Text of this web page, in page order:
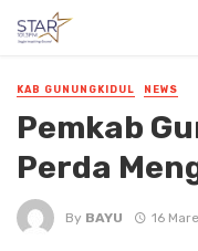
KAB GUNUNGKIDUL NEWS
Pemkab
Perda
By BAYU 16